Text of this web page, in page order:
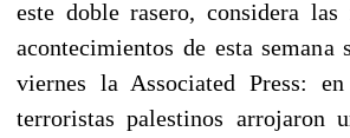
este doble rasero, considera las
acontecimientos de esta semana
viernes la Associated Press:
terroristas palestinos arrojaron